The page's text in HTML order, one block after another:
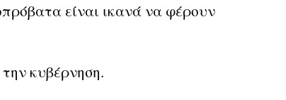
είναι ικανά να φέρουν
κυβέρνηση.